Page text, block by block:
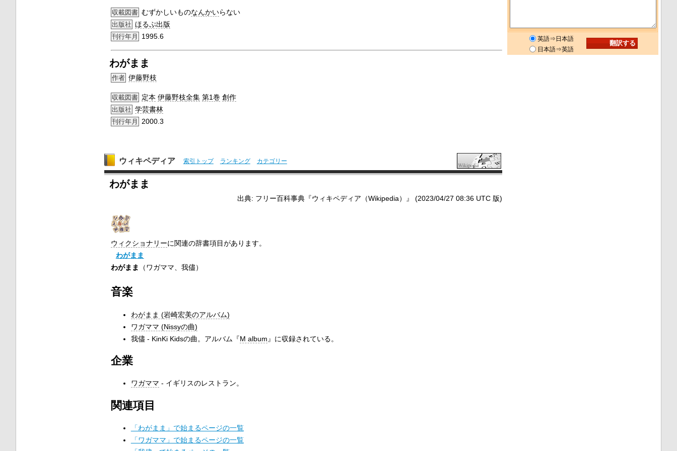
収載図書 むずかしいものなんかいらない
出版社 ほるぷ出版
刊行年月 1995.6
わがまま
作者 伊藤野枝
収載図書 定本 伊藤野枝全集 第1巻 創作
出版社 学芸書林
刊行年月 2000.3
ウィキペディア 索引トップ ランキング カテゴリー
わがまま
出典: フリー百科事典『ウィキペディア（Wikipedia）』 (2023/04/27 08:36 UTC 版)
ウィクショナリーに関連の辞書項目があります。
わがまま
わがまま
（ワガママ、我儘）
音楽
わがまま (岩崎宏美のアルバム)
ワガママ (Nissyの曲)
我儘 - KinKi Kidsの曲。アルバム『M album 』に収録されている。
企業
ワガママ - イギリスのレストラン。
関連項目
「わがまま」で始まるページの一覧
「ワガママ」で始まるページの一覧
英語⇒日本語
日本語⇒英語